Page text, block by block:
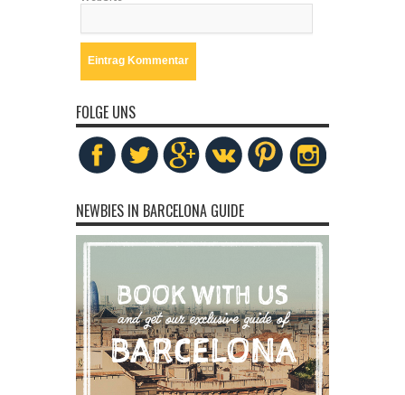
FOLGE UNS
NEWBIES IN BARCELONA GUIDE